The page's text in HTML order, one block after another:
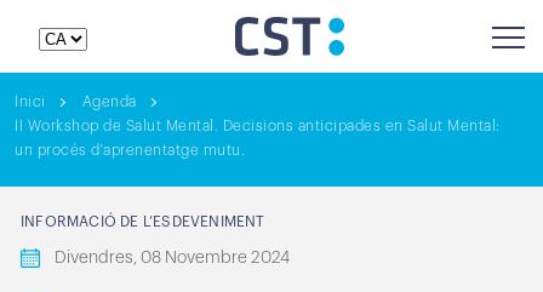
Inici
Agenda
II Workshop de Salut Mental. Decisions anticipades en Salut Mental:
un procés d'aprenentatge mutu.
INFORMACIÓ DE L’ESDEVENIMENT
Divendres, 08 Novembre 2024